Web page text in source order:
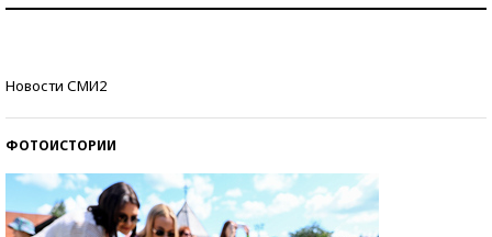
Новости СМИ2
ФОТОИСТОРИИ